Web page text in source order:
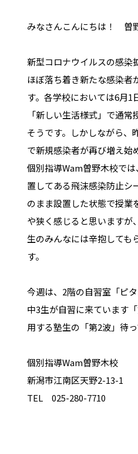
みなさんこんにちは！ 曽
新型コロナウイルスの感染
ほぼ落ち着き新たな感染者
す。各学校においては6月1
「新しい生活様式」で通
そうです。しかしながら、
で新規感染者が再び増え始
個別指導Wam曽野木校で
置してある飛沫感染防止シ
のまま設置した状態で授業
や狭く感じると思いますが
生のみんなには辛抱しても
す。
今週は、2階の自習室「ピ
中3生が自習に来ています
用する塾生の「第2波」待っ
個別指導Wam曽野木校
新潟市江南区天野2-13-1
TEL 025-280-7710